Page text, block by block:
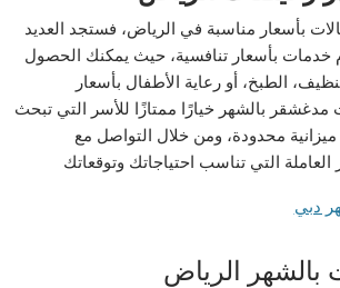
بأسعار مناسبة في الرياض، فستجد العديد
خدمات بأسعار تنافسية، حيث يمكنك الحصول
الطبخ، أو رعاية الأطفال بأسعار
بالشهر خيارًا ممتازًا للأسر التي تبحث
محدودة، ومن خلال التواصل مع
العاملة التي تناسب احتياجاتك وتوقعاتك
دبي
بالشهر الرياض